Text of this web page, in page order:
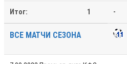
Итог: 1 -
ВСЕ МАТЧИ СЕЗОНА